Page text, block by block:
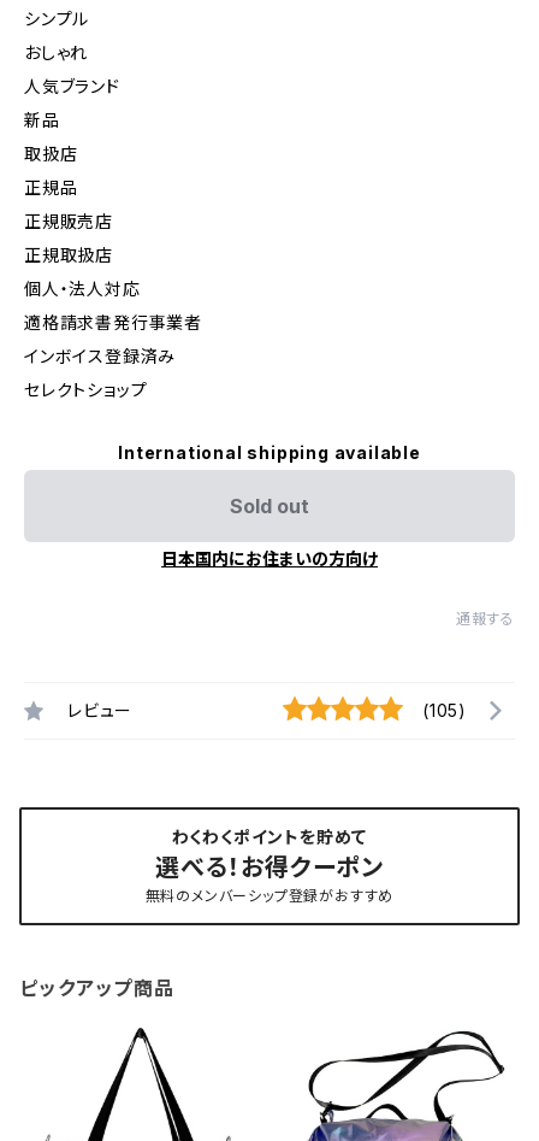
シンプル
おしゃれ
人気ブランド
新品
取扱店
正規品
正規販売店
正規取扱店
個人・法人対応
適格請求書発行事業者
インボイス登録済み
セレクトショップ
International shipping available
Sold out
日本国内にお住まいの方向け
通報する
レビュー (105)
わくわくポイントを貯めて
選べる！お得クーポン
無料のメンバーシップ登録がおすすめ
ピックアップ商品